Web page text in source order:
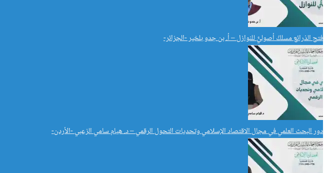
فتح الذرائع مسلكُ أصوليٌّ للنوازل – أ. بن جدو بلخير -الجزائر-
دور البحث العلمي في مجال الاقتصاد الإسلامي وتحديات التحول الرقمي – د. هيام سامي الزعبي -الأردن-